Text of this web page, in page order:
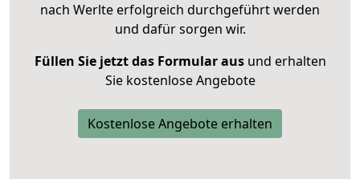
nach Werlte erfolgreich durchgeführt werden
und dafür sorgen wir.
Füllen Sie jetzt das Formular ausund erhalten
Sie kostenlose Angebote
Kostenlose Angebote erhalten